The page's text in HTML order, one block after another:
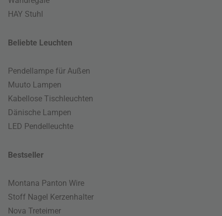
HAY Stuhl
Beliebte Leuchten
Pendellampe für Außen
Muuto Lampen
Kabellose Tischleuchten
Dänische Lampen
LED Pendelleuchte
Bestseller
Montana Panton Wire
Stoff Nagel Kerzenhalter
Nova Treteimer